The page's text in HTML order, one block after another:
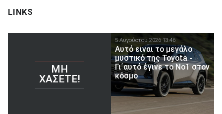
LINKS
ΜΗ
ΧΆΣΕΤΕ!
5 Αυγούστου 2026 13:46
Αυτό ειναι τo μεγάλο
μυστικό της Toyota -
Γι΄αυτό έγινε το Νο1 στον
κόσμο